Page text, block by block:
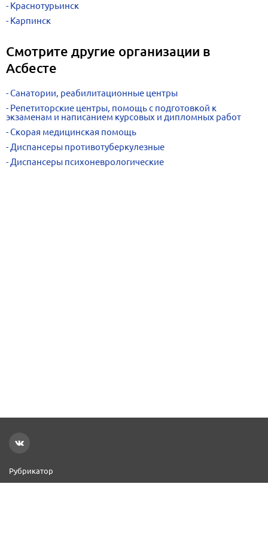
Краснотурьинск
Карпинск
Смотрите другие организации в
Асбесте
Санатории, реабилитационные центры
Репетиторские центры, помощь с подготовкой к
экзаменам и написанием курсовых и дипломных работ
Скорая медицинская помощь
Диспансеры противотуберкулезные
Диспансеры психоневрологические
Рубрикатор